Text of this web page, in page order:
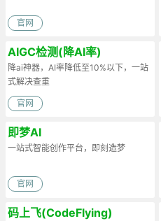
官网
AIGC检测(降AI率)
降ai神器，AI率降低至10%以下，一站
式解决查重
官网
即梦AI
一站式智能创作平台，即刻造梦
官网
码上飞(CodeFlying)